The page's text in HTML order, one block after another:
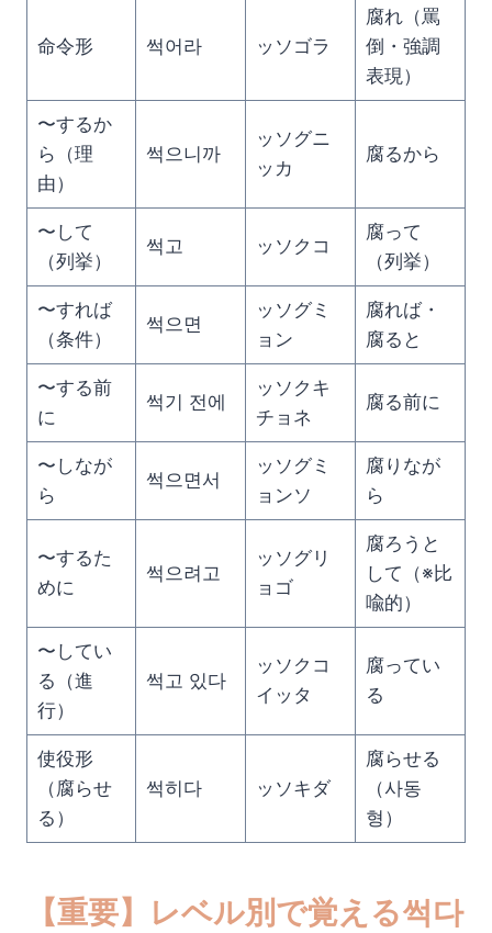
命令形 썩어라 ッソゴラ
腐れ（罵
倒・強調
表現）
〜するか
ら（理
由）
썩으니까
ッソグニ
ッカ
腐るから
〜して
（列挙）
썩고 ッソクコ
腐って
（列挙）
〜すれば
（条件）
썩으면
ッソグミ
ョン
腐れば・
腐ると
〜する前
に
썩기 전에
ッソクキ
チョネ
腐る前に
〜しなが
ら
썩으면서
ッソグミ
ョンソ
腐りなが
ら
〜するた
めに
썩으려고
ッソグリ
ョゴ
腐ろうと
して（※比
喩的）
〜してい
る（進
行）
썩고 있다
ッソクコ
イッタ
腐ってい
る
使役形
（腐らせ
る）
썩히다 ッソキダ
腐らせる
（사동
형）
【重要】レベル別で覚える썩다